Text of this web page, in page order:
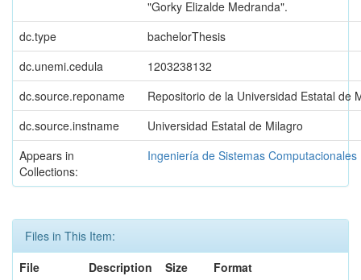
"Gorky Elizalde Medranda".
dc.type
bachelorThesis
dc.unemi.cedula
1203238132
dc.source.reponame
Repositorio de la Universidad Estatal de
dc.source.instname
Universidad Estatal de Milagro
Appears in
Collections:
Ingeniería de Sistemas Computacionales
Files in This Item:
File
Description Size
Format